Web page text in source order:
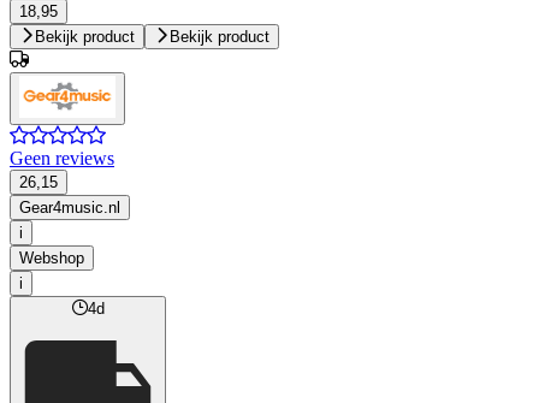
18,95
Bekijk product
Bekijk product
Geen reviews
26,15
Gear4music.nl
i
Webshop
i
4d